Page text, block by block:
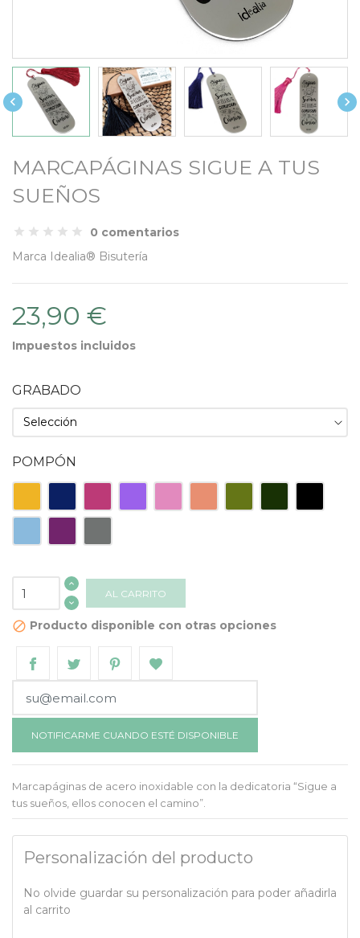
 
MARCAPÁGINAS SIGUE A TUS
SUEÑOS
0 comentarios
Marca Idealia® Bisutería
23,90 €
Impuestos incluidos
GRABADO
POMPÓN
AmarilloAzul
Oscuro
Fucsia SalmónVerde
Claro
Verde
Oscuro
Negro
CelesteMorado
AL CARRITO
 Producto disponible con otras opciones
NOTIFICARME CUANDO ESTÉ DISPONIBLE
Marcapáginas de acero inoxidable con la dedicatoria “Sigue a
tus sueños, ellos conocen el camino”.
Personalización del producto
No olvide guardar su personalización para poder añadirla
al carrito